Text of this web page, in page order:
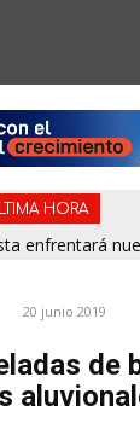
HORA
enfrentará
20 junio 2019
de